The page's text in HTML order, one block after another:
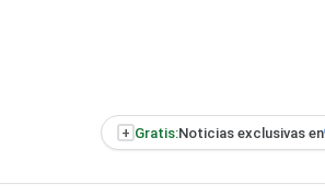
+ Gratis:Noticias exclusivas en